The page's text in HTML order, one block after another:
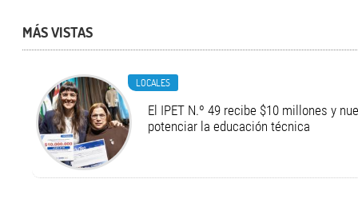
MÁS VISTAS
LOCALES
El IPET N.º 49 recibe $10 millones y
potenciar la educación técnica